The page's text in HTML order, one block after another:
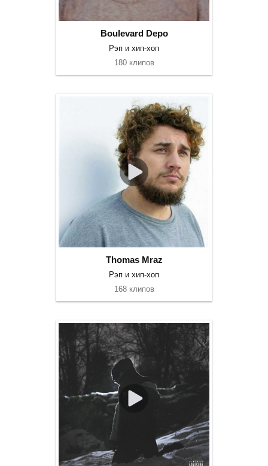
Boulevard Depo
Рэп и хип-хоп
180 клипов
Thomas Mraz
Рэп и хип-хоп
168 клипов